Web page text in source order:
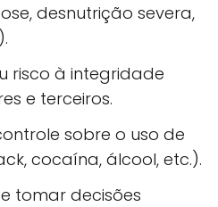
desnutrição severa,
risco à integridade
e terceiros.
sobre o uso de
cocaína, álcool, etc.).
tomar decisões